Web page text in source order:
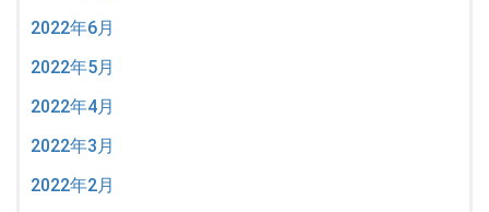
2022年6月
2022年5月
2022年4月
2022年3月
2022年2月